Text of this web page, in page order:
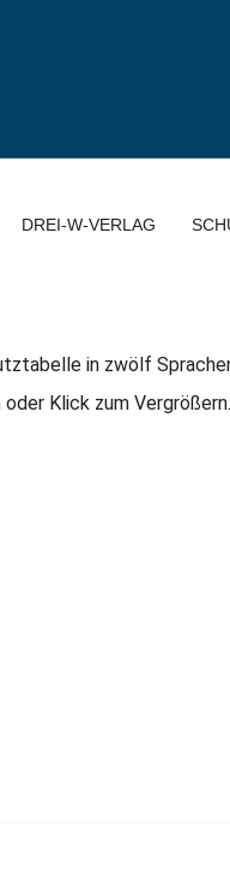
DREI-W-VERLAG
Klick zum Vergrößern.